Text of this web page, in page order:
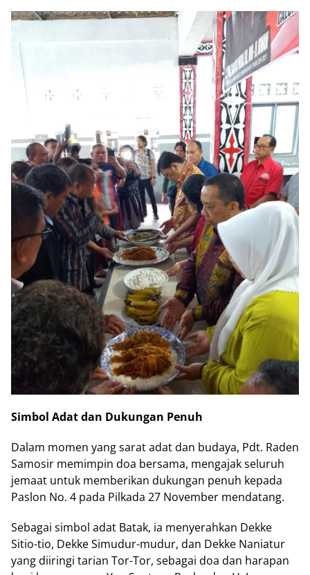
Simbol Adat dan Dukungan Penuh
Dalam momen yang sarat adat dan budaya, Pdt. Raden
Samosir memimpin doa bersama, mengajak seluruh
jemaat untuk memberikan dukungan penuh kepada
Paslon No. 4 pada Pilkada 27 November mendatang.
Sebagai simbol adat Batak, ia menyerahkan Dekke
Sitio-tio, Dekke Simudur-mudur, dan Dekke Naniatur
yang diiringi tarian Tor-Tor, sebagai doa dan harapan